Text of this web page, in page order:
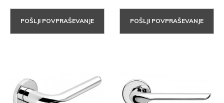
POŠLJI POVPRAŠEVANJE POŠLJI POVPRAŠEVANJE